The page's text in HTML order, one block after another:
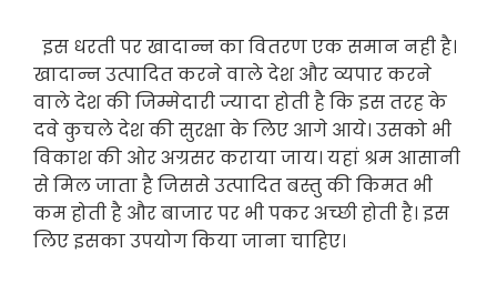
इस धरती पर खादान्न का वितरण एक समान नही है।
खादान्न उत्पादित करने वाले देश और व्यपार करने
वाले देश की जिम्मेदारी ज्यादा होती है कि इस तरह के
दवे कुचले देश की सुरक्षा के लिए आगे आये। उसको भी
विकाश की ओर अग्रसर कराया जाय। यहां श्रम आसानी
से मिल जाता है जिससे उत्पादित बस्तु की किमत भी
कम होती है और बाजार पर भी पकर अच्छी होती है। इस
लिए इसका उपयोग किया जाना चाहिए।